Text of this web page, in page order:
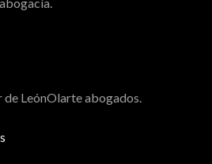
LeónOlarte abogados.